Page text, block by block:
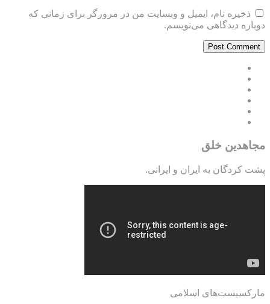
ذخیره نام، ایمیل و وبسایت من در مرورگر برای زمانی که
دوباره دیدگاهی می‌نویسم.
مجاهدین خلق
پشت کردگان به ایران و ایرانی.
مارکسیست‌های اسلامی